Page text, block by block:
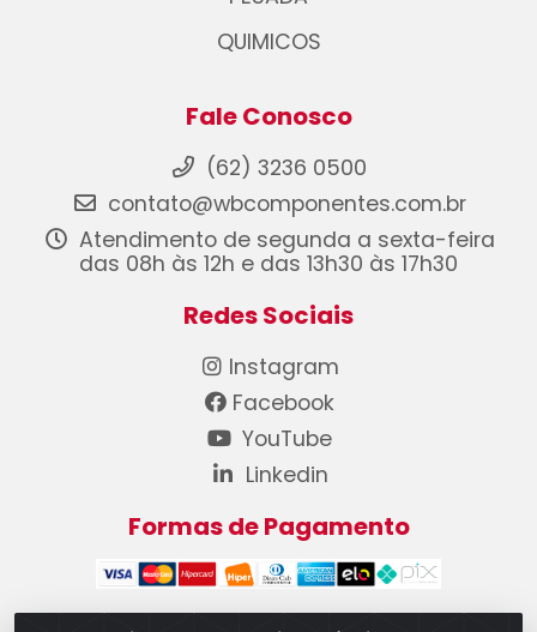
QUIMICOS
Fale Conosco
(62) 3236 0500
contato@wbcomponentes.com.br
Atendimento de segunda a sexta-feira
das 08h às 12h e das 13h30 às 17h30
Redes Sociais
Instagram
Facebook
YouTube
Linkedin
Formas de Pagamento